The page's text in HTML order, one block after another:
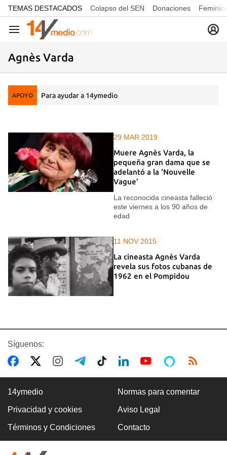
common.go-to-content
TEMAS DESTACADOS Colapso del SEN Donaciones
Navegación
Agnès Varda
APOYO Para ayudar a 14ymedio
29 MAR 2019
Muere Agnès Varda, la
pequeña gran dama que se
adelantó a la ‘Nouvelle
Vague’
La reconocida cineasta falleció
este viernes a los 90 años de
edad
11 NOV 2015
La cineasta Agnès Varda
revela sus fotos cubanas de
1962 en el Pompidou
Síguenos:
14ymedio Normas para comentar
Privacidad y cookies Aviso Legal
Términos y Condiciones Contacto